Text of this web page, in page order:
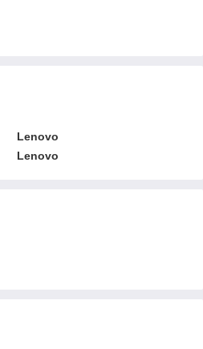
Lenovo
Lenovo